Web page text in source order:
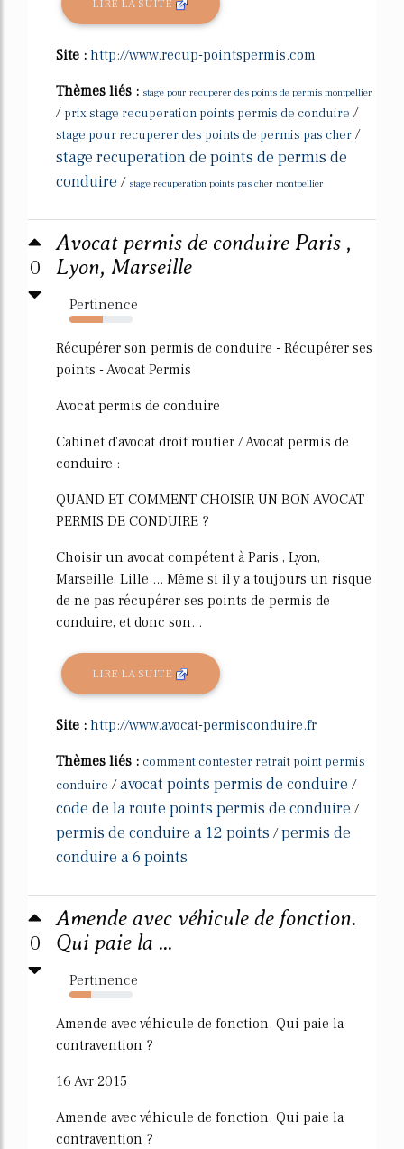
LIRE LA SUITE
Site : http://www.recup-pointspermis.com
Thèmes liés : stage pour recuperer des points de permis montpellier
/ prix stage recuperation points permis de conduire /
stage pour recuperer des points de permis pas cher /
stage recuperation de points de permis de
conduire / stage recuperation points pas cher montpellier
0
Avocat permis de conduire Paris ,
Lyon, Marseille
Pertinence
53%
Récupérer son permis de conduire - Récupérer ses
points - Avocat Permis
Avocat permis de conduire
Cabinet d'avocat droit routier / Avocat permis de
conduire :
QUAND ET COMMENT CHOISIR UN BON AVOCAT
PERMIS DE CONDUIRE ?
Choisir un avocat compétent à Paris , Lyon,
Marseille, Lille ... Même si il y a toujours un risque
de ne pas récupérer ses points de permis de
conduire, et donc son...
LIRE LA SUITE
Site : http://www.avocat-permisconduire.fr
Thèmes liés : comment contester retrait point permis
conduire /avocat points permis de conduire /
code de la route points permis de conduire /
permis de conduire a 12 points /permis de
conduire a 6 points
0
Amende avec véhicule de fonction.
Qui paie la ...
Pertinence
34%
Amende avec véhicule de fonction. Qui paie la
contravention ?
16 Avr 2015
Amende avec véhicule de fonction. Qui paie la
contravention ?